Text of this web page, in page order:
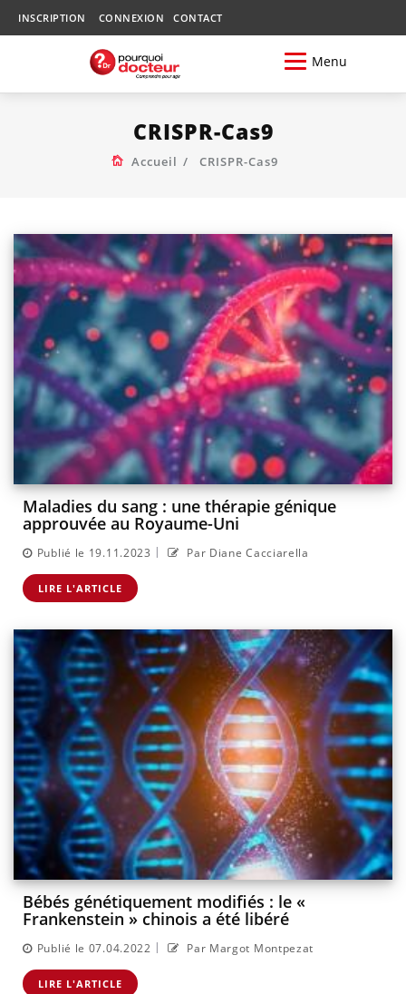
INSCRIPTION CONNEXION CONTACT
Menu
CRISPR-Cas9
Accueil CRISPR-Cas9
Maladies du sang : une thérapie génique
approuvée au Royaume-Uni
Publié le 19.11.2023 | Par Diane Cacciarella
LIRE L'ARTICLE
Bébés génétiquement modifiés : le «
Frankenstein » chinois a été libéré
Publié le 07.04.2022 | Par Margot Montpezat
LIRE L'ARTICLE